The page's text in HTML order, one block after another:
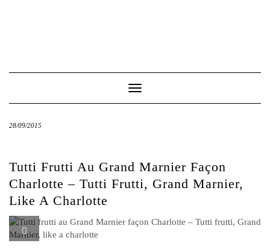
Toggle
Navigation
28/09/2015
Tutti Frutti Au Grand Marnier Façon
Charlotte – Tutti Frutti, Grand Marnier,
Like A Charlotte